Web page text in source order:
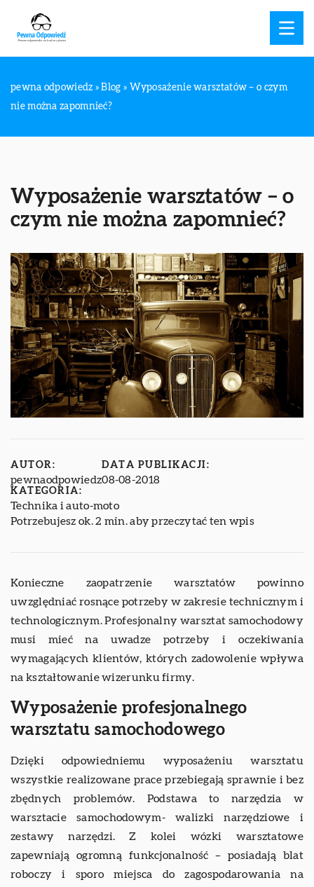
pewna odpowiedz »Blog » Wyposażenie warsztatów – o czym
nie można zapomnieć?
Wyposażenie warsztatów – o
czym nie można zapomnieć?
AUTOR:
pewnaodpowiedz
DATA PUBLIKACJI:
08-08-2018
KATEGORIA:
Technika i auto-moto
Potrzebujesz ok. 2 min. aby przeczytać ten wpis
Konieczne zaopatrzenie warsztatów powinno
uwzględniać rosnące potrzeby w zakresie technicznym i
technologicznym. Profesjonalny warsztat samochodowy
musi mieć na uwadze potrzeby i oczekiwania
wymagających klientów, których zadowolenie wpływa
na kształtowanie wizerunku firmy.
Wyposażenie profesjonalnego
warsztatu samochodowego
Dzięki odpowiedniemu wyposażeniu warsztatu
wszystkie realizowane prace przebiegają sprawnie i bez
zbędnych problemów. Podstawa to narzędzia w
warsztacie samochodowym- walizki narzędziowe i
zestawy narzędzi. Z kolei wózki warsztatowe
zapewniają ogromną funkcjonalność – posiadają blat
roboczy i sporo miejsca do zagospodarowania na